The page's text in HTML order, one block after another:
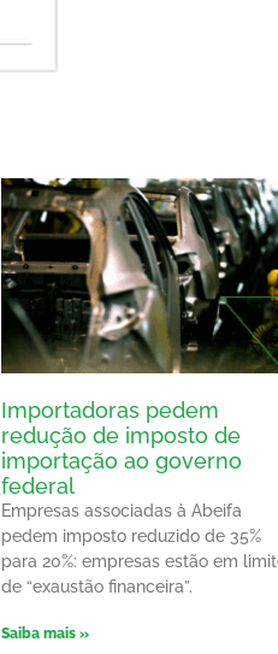
Importadoras pedem
redução de imposto de
importação ao governo
federal
Empresas associadas à Abeifa
pedem imposto reduzido de 35%
para 20%: empresas estão em
de “exaustão financeira”.
Saiba mais »